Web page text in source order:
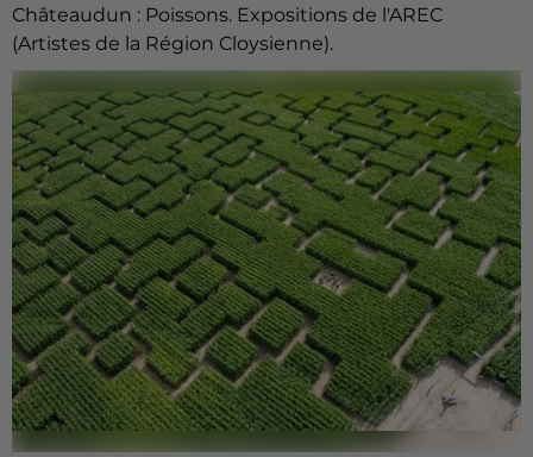
Châteaudun : Poissons. Expositions de l'AREC
(Artistes de la Région Cloysienne).